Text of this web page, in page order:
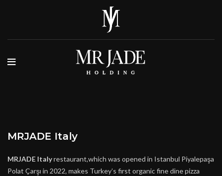
MRJADE Italy
MRJADE Italyrestaurant,which was opened in Istanbul Piyalepaşa
Polat Çarşı in 2022, makes Turkey’s first organic fine dine pizza